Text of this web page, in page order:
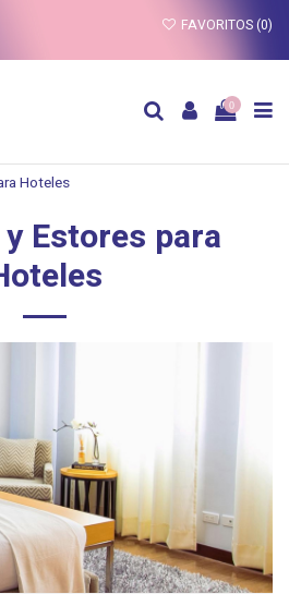
FAVORITOS (0)
0
Hoteles
Estores para